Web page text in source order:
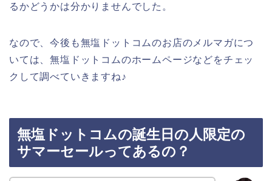
るかどうかは分かりませんでした。
なので、今後も無塩ドットコムのお店のメルマガにつ
いては、無塩ドットコムのホームページなどをチェッ
クして調べていきますね♪
無塩ドットコムの誕生日の人限定の
サマーセールってあるの？